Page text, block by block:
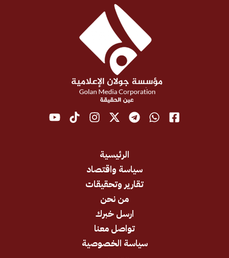
سياسة واقتصاد
تقارير وتحقيقات
ارسل خبرك
تواصل معنا
سياسة الخصوصية